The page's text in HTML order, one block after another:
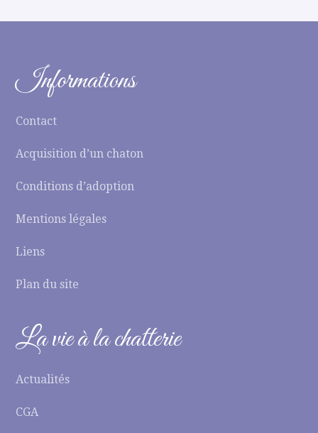
Informations
Contact
Acquisition d’un chaton
Conditions d’adoption
Mentions légales
Liens
Plan du site
La vie à la chatterie
Actualités
CGA